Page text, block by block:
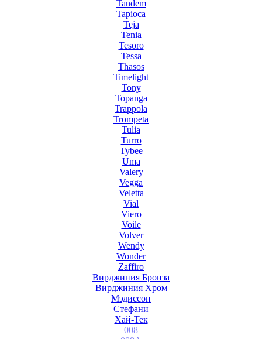
Tandem
Tapioca
Teja
Tenia
Tesoro
Tessa
Thasos
Timelight
Tony
Topanga
Trappola
Trompeta
Tulia
Turro
Tybee
Uma
Valery
Vegga
Veletta
Vial
Viero
Voile
Volver
Wendy
Wonder
Zaffiro
Вирджиния Бронза
Вирджиния Хром
Мэдиссон
Стефани
Хай-Тек
008